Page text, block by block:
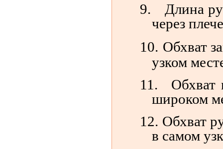
9.
Длина
через
10. Обхват
узком
11.
Обхват
широком
12. Обхват
в самом